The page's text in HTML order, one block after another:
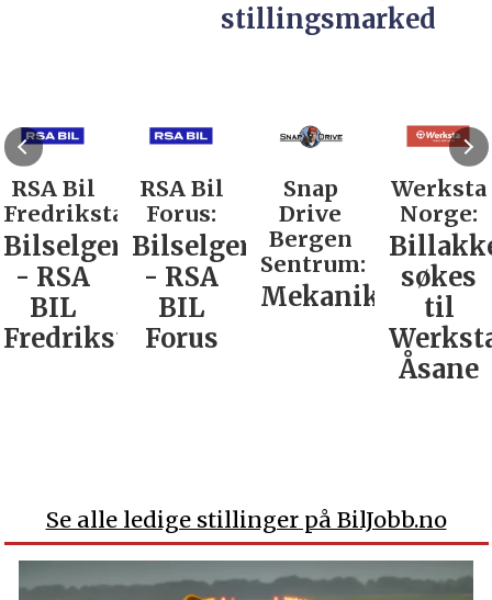
stillingsmarked
RSA Bil
Fredrikstad:
Bilselger
- RSA
BIL
Fredrikstad
RSA Bil
Forus:
Bilselger
- RSA
BIL
Forus
Snap
Drive
Bergen
Sentrum:
Mekaniker
Werksta
Norge:
søkes
til
Åsane
Se alle ledige stillinger på BilJobb.no